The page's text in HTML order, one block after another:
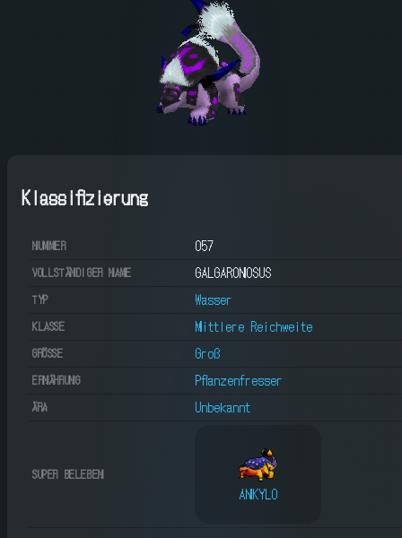
Klassifizierung
NUMMER 057
VOLLSTÄNDIGER NAME GALGARONOSUS
TYP Wasser
KLASSE Mittlere Reichweite
GRÖSSE Groß
ERNÄHRUNG Pflanzenfresser
ÄRA Unbekannt
SUPER BELEBEN
ANKYLO